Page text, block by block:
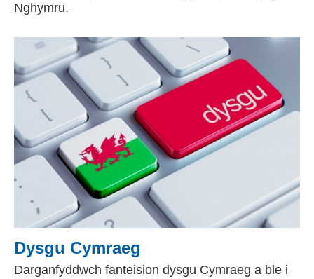
Nghymru.
Dysgu Cymraeg
Darganfyddwch fanteision dysgu Cymraeg a ble i